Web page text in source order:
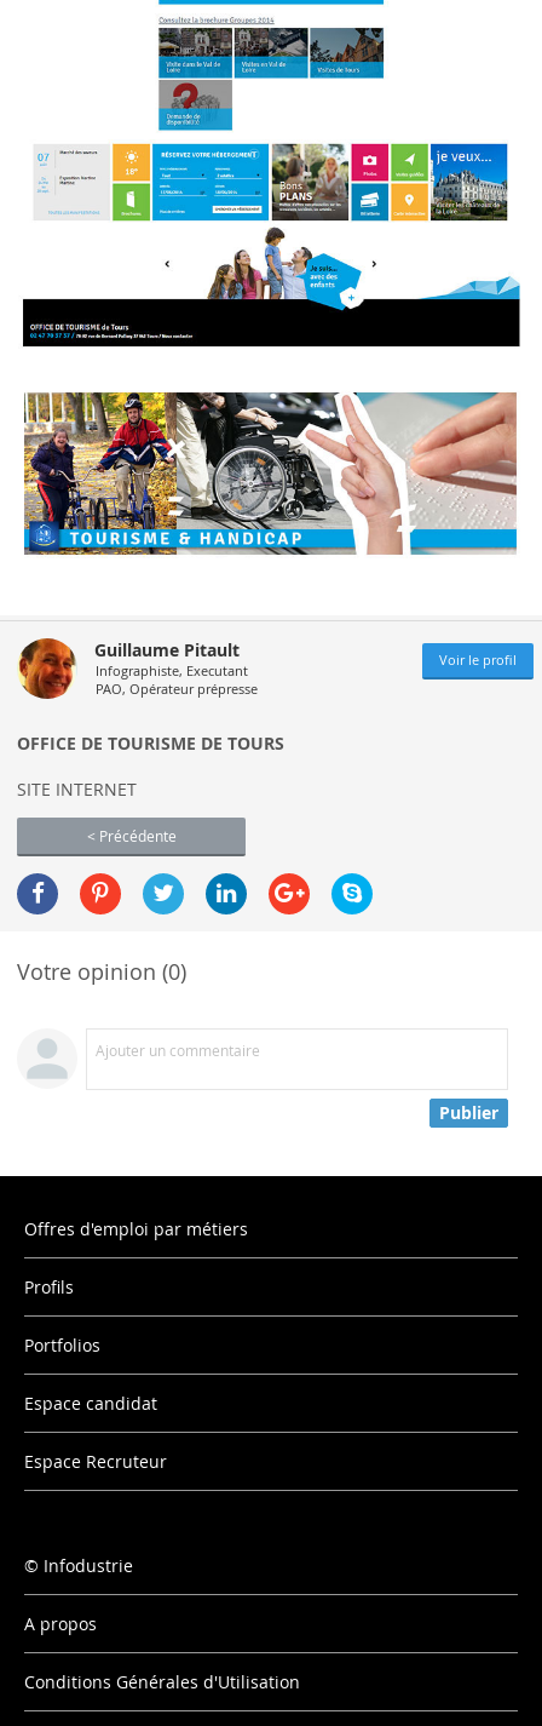
Guillaume Pitault
Infographiste, Executant
PAO, Opérateur prépresse
Voir le profil
OFFICE DE TOURISME DE TOURS
SITE INTERNET
< Précédente
Votre opinion (0)
Ajouter un commentaire
Publier
Offres d'emploi par métiers
Profils
Portfolios
Espace candidat
Espace Recruteur
Infodustrie
A propos
Conditions Générales d'Utilisation